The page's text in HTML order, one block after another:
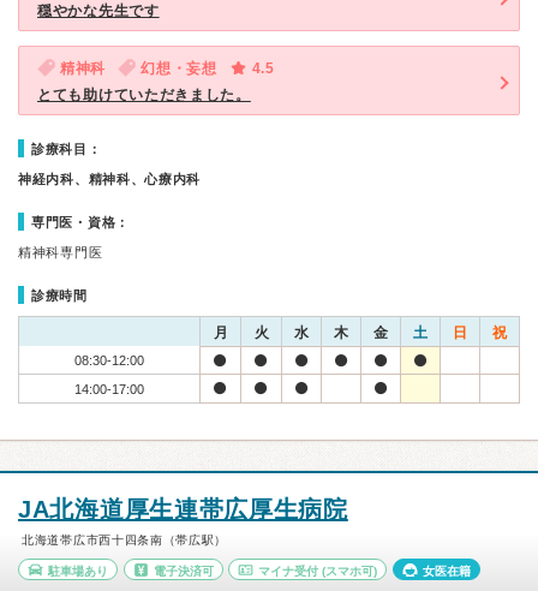
穏やかな先生です
精神科 幻想・妄想
4.5
とても助けていただきました。
診療科目：
神経内科、精神科、心療内科
専門医・資格：
精神科専門医
診療時間
月 火 水 木 金 土 日 祝
08:30-12:00
14:00-17:00
JA北海道厚生連帯広厚生病院
北海道帯広市西十四条南（帯広駅）
駐車場あり 電子決済可 マイナ受付 (スマホ可) 女医在籍